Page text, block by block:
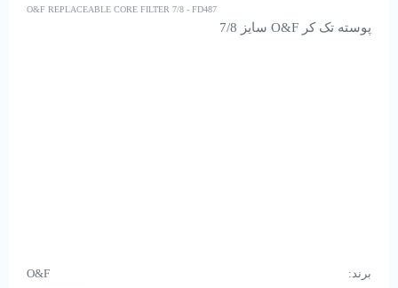
O&F REPLACEABLE CORE FILTER 7/8 - FD487
پوسته تک کر O&F سایز 7/8
برند:
O&F